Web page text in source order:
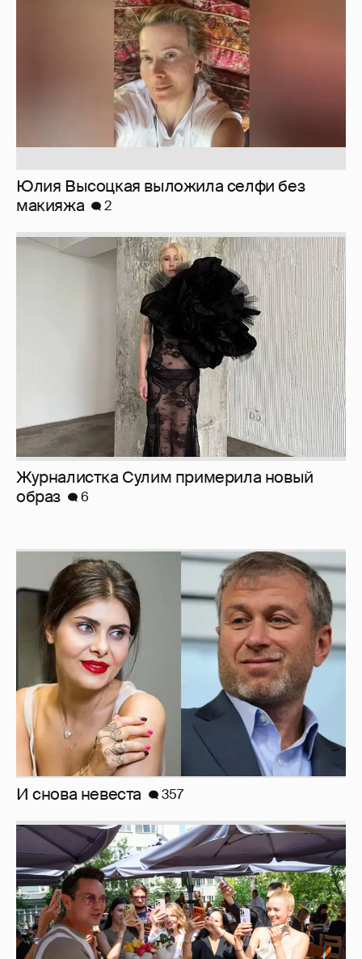
Юлия Высоцкая выложила селфи без
макияжа
2
Журналистка Сулим примерила новый
образ
6
И снова невеста 357